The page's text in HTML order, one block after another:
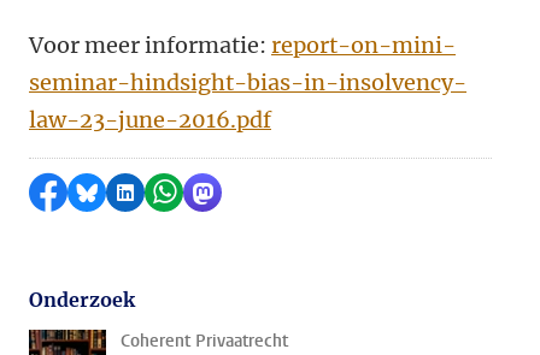
Voor meer informatie: report-on-mini-
seminar-hindsight-bias-in-insolvency-
law-23-june-2016.pdf
Delen op Facebook
Delen via Bluesky
Delen op LinkedIn
Delen via WhatsApp
Delen via Mastodon
Onderzoek
Coherent Privaatrecht